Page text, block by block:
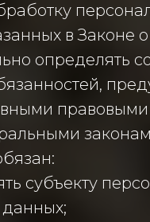
в Законе
определять
правовыми
субъекту